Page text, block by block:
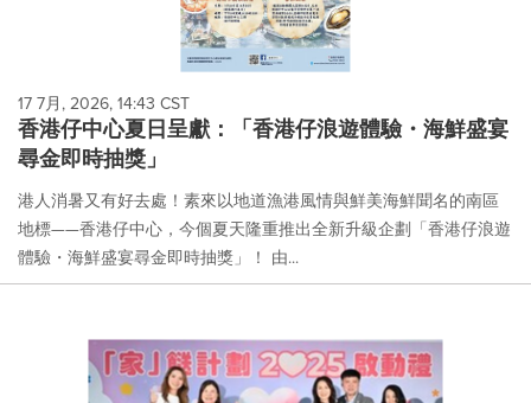
17 7月, 2026, 14:43 CST
香港仔中心夏日呈獻：「香港仔浪遊體驗・海鮮盛宴
尋金即時抽獎」
港人消暑又有好去處！素來以地道漁港風情與鮮美海鮮聞名的南區
地標——香港仔中心，今個夏天隆重推出全新升級企劃「香港仔浪遊
體驗・海鮮盛宴尋金即時抽獎」！ 由...